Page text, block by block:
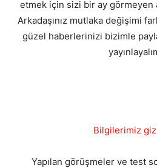
etmek için sizi bir ay görmeyen
Arkadaşınız mutlaka değişimi
güzel haberlerinizi bizimle
Bilgilerimiz
Yapılan görüşmeler ve test